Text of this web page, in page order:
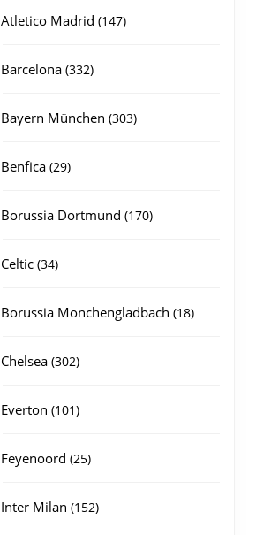
Atletico Madrid 147147
Barcelona 332332
Bayern München 303303
Benfica 2929
Borussia Dortmund 170170
Celtic 3434
Borussia Monchengladbach 1818
Chelsea 302302
Everton 101101
Feyenoord 2525
Inter Milan 152152